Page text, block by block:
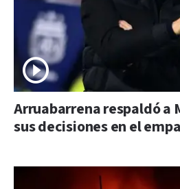
Arruabarrena respaldó a
sus decisiones en el